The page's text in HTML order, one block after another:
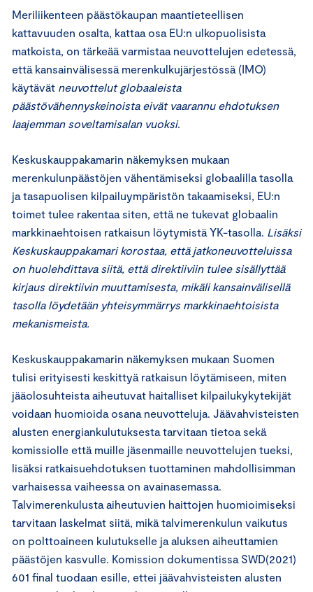
Meriliikenteen päästökaupan maantieteellisen
kattavuuden osalta, kattaa osa EU:n ulkopuolisista
matkoista, on tärkeää varmistaa neuvottelujen edetessä,
että kansainvälisessä merenkulkujärjestössä (IMO)
käytävät neuvottelut globaaleista
päästövähennyskeinoista eivät vaarannu ehdotuksen
laajemman soveltamisalan vuoksi.
Keskuskauppakamarin näkemyksen mukaan
merenkulunpäästöjen vähentämiseksi globaalilla tasolla
ja tasapuolisen kilpailuympäristön takaamiseksi, EU:n
toimet tulee rakentaa siten, että ne tukevat globaalin
markkinaehtoisen ratkaisun löytymistä YK-tasolla. Lisäksi
Keskuskauppakamari korostaa, että jatkoneuvotteluissa
on huolehdittava siitä, että direktiiviin tulee sisällyttää
kirjaus direktiivin muuttamisesta, mikäli kansainvälisellä
tasolla löydetään yhteisymmärrys markkinaehtoisista
mekanismeista.
Keskuskauppakamarin näkemyksen mukaan Suomen
tulisi erityisesti keskittyä ratkaisun löytämiseen, miten
jääolosuhteista aiheutuvat haitalliset kilpailukykytekijät
voidaan huomioida osana neuvotteluja. Jäävahvisteisten
alusten energiankulutuksesta tarvitaan tietoa sekä
komissiolle että muille jäsenmaille neuvottelujen tueksi,
lisäksi ratkaisuehdotuksen tuottaminen mahdollisimman
varhaisessa vaiheessa on avainasemassa.
Talvimerenkulusta aiheutuvien haittojen huomioimiseksi
tarvitaan laskelmat siitä, mikä talvimerenkulun vaikutus
on polttoaineen kulutukselle ja aluksen aiheuttamien
päästöjen kasvulle. Komission dokumentissa SWD(2021)
601 final tuodaan esille, ettei jäävahvisteisten alusten